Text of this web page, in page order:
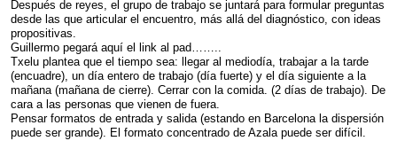
Después de reyes, el grupo de trabajo se juntará para formular preguntas
desde las que articular el encuentro, más allá del diagnóstico, con ideas
propositivas.
Guillermo pegará aquí el link al pad……..
Txelu plantea que el tiempo sea: llegar al mediodía, trabajar a la tarde
(encuadre), un día entero de trabajo (día fuerte) y el día siguiente a la
mañana (mañana de cierre). Cerrar con la comida. (2 días de trabajo). De
cara a las personas que vienen de fuera.
Pensar formatos de entrada y salida (estando en Barcelona la dispersión
puede ser grande). El formato concentrado de Azala puede ser difícil.